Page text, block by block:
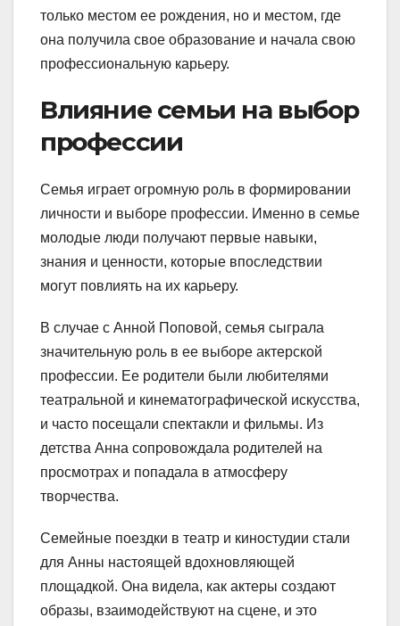
только местом ее рождения, но и местом, где
она получила свое образование и начала свою
профессиональную карьеру.
Влияние семьи на выбор
профессии
Семья играет огромную роль в формировании
личности и выборе профессии. Именно в семье
молодые люди получают первые навыки,
знания и ценности, которые впоследствии
могут повлиять на их карьеру.
В случае с Анной Поповой, семья сыграла
значительную роль в ее выборе актерской
профессии. Ее родители были любителями
театральной и кинематографической искусства,
и часто посещали спектакли и фильмы. Из
детства Анна сопровождала родителей на
просмотрах и попадала в атмосферу
творчества.
Семейные поездки в театр и киностудии стали
для Анны настоящей вдохновляющей
площадкой. Она видела, как актеры создают
образы, взаимодействуют на сцене, и это